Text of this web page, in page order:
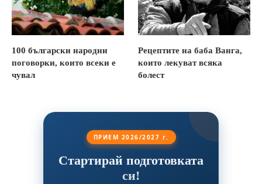
100 български народни
поговорки, които всеки е
чувал
Рецептите на баба Ванга,
които лекуват всяка
болест
ПРИЕМ 2026/2027 г.
Стартирай подготовката
си!